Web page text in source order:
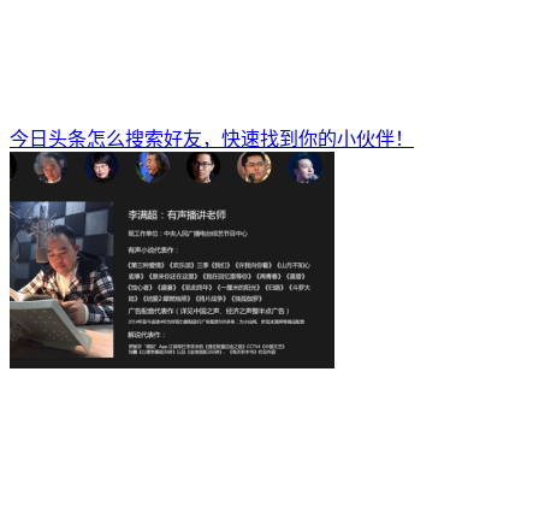
今日头条怎么搜索好友，快速找到你的小伙伴！